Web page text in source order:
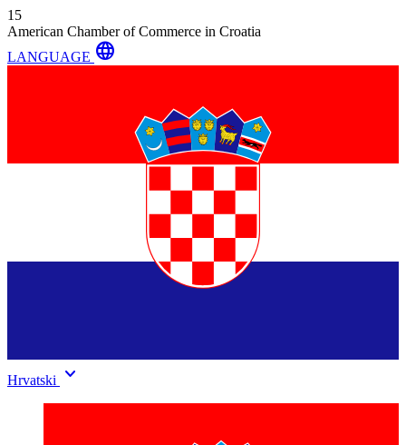
15
American Chamber of Commerce in Croatia
LANGUAGE language
Hrvatski keyboard_arrow_down